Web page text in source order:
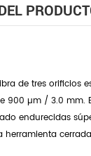
de tres orificios
900 µm / 3.0 mm.
endurecidas
herramienta